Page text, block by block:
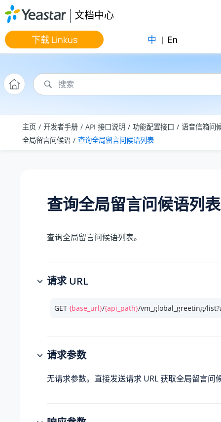
跳转到主要内容
文档中心
下载 Linkus 中 | En
主页 开发者手册 API 接口说明 功能配置接口
语音信箱问
全局留言问候语
查询全局留言问候语列表
查询全局留言问候语列表
查询全局留言问候语列表。
请求 URL
GET {base_url}/{api_path}/vm_global_greeting/
请求参数
无请求参数。直接发送请求 URL 获取全局留言问